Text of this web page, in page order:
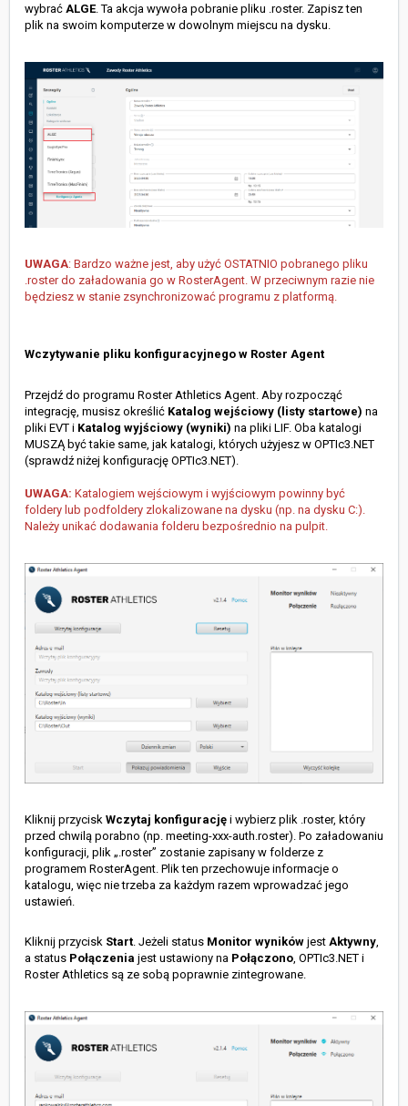
wybrać ALGE. Ta akcja wywoła pobranie pliku .roster. Zapisz ten
plik na swoim komputerze w dowolnym miejscu na dysku.
UWAGA: Bardzo ważne jest, aby użyć OSTATNIO pobranego pliku
.roster do załadowania go w RosterAgent. W przeciwnym razie nie
będziesz w stanie zsynchronizować programu z platformą.
Wczytywanie pliku konfiguracyjnego w Roster Agent
Przejdź do programu Roster Athletics Agent. Aby rozpocząć
integrację, musisz określić Katalog wejściowy (listy startowe) na
pliki EVT i Katalog wyjściowy (wyniki) na pliki LIF. Oba katalogi
MUSZĄ być takie same, jak katalogi, których użyjesz w OPTIc3.NET
(sprawdź niżej konfigurację OPTIc3.NET).
UWAGA: Katalogiem wejściowym i wyjściowym powinny być
foldery lub podfoldery zlokalizowane na dysku (np. na dysku C:).
Należy unikać dodawania folderu bezpośrednio na pulpit.
Kliknij przycisk Wczytaj konfigurację i wybierz plik .roster, który
przed chwilą porabno (np. meeting-xxx-auth.roster). Po załadowaniu
konfiguracji, plik „.roster” zostanie zapisany w folderze z
programem RosterAgent. Plik ten przechowuje informacje o
katalogu, więc nie trzeba za każdym razem wprowadzać jego
ustawień.
Kliknij przycisk Start . Jeżeli status Monitor wyników jest Aktywny
a status Połączenia jest ustawiony na Połączono , OPTIc3.NET i
Roster Athletics są ze sobą poprawnie zintegrowane.